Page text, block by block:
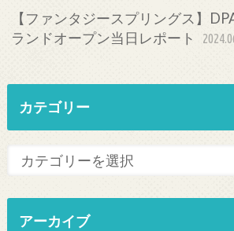
【ファンタジースプリングス】
ランドオープン当日レポート
カテゴリー
アーカイブ